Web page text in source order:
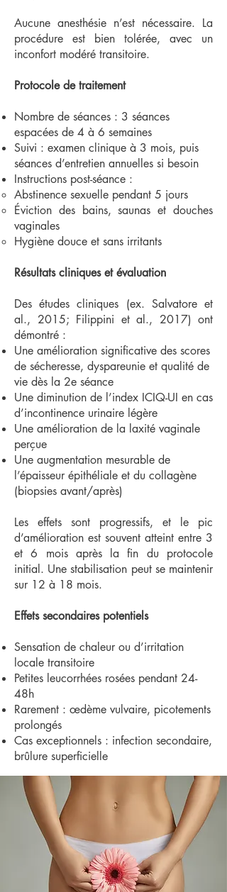
Aucune anesthésie n’est nécessaire. La
procédure est bien tolérée, avec un
inconfort modéré transitoire.
Protocole de traitement
Nombre de séances : 3 séances
espacées de 4 à 6 semaines
Suivi : examen clinique à 3 mois, puis
séances d’entretien annuelles si besoin
Instructions post-séance :
Abstinence sexuelle pendant 5 jours
Éviction des bains, saunas et douches
vaginales
Hygiène douce et sans irritants
Résultats cliniques et évaluation
Des études cliniques (ex. Salvatore et
al., 2015; Filippini et al., 2017) ont
démontré :
Une amélioration significative des scores
de sécheresse, dyspareunie et qualité de
vie dès la 2e séance
Une diminution de l’index ICIQ-UI en cas
d’incontinence urinaire légère
Une amélioration de la laxité vaginale
perçue
Une augmentation mesurable de
l’épaisseur épithéliale et du collagène
(biopsies avant/après)
Les effets sont progressifs, et le pic
d’amélioration est souvent atteint entre 3
et 6 mois après la fin du protocole
initial. Une stabilisation peut se maintenir
sur 12 à 18 mois.
Effets secondaires potentiels
Sensation de chaleur ou d’irritation
locale transitoire
Petites leucorrhées rosées pendant 24-
48h
Rarement : œdème vulvaire, picotements
prolongés
Cas exceptionnels : infection secondaire,
brûlure superficielle